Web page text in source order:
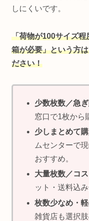
しにくいです。
「荷物が100サイズ
箱が必要」という方
ださい！
少数枚数／急
窓口で1枚から
少しまとめて
ムセンターで
おすすめ。
大量枚数／コ
ット・送料込
枚数少なめ・
雑貨店も選択肢